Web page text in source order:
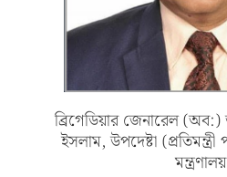
ব্রিগেডিয়ার জেনারেল
ইসলাম, উপদেষ্টা (প্রতিমন্ত্রী
মন্ত্রণালয়